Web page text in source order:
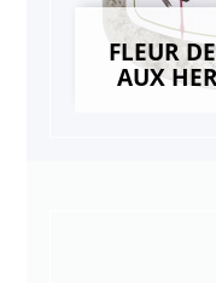
FLEUR
AUX